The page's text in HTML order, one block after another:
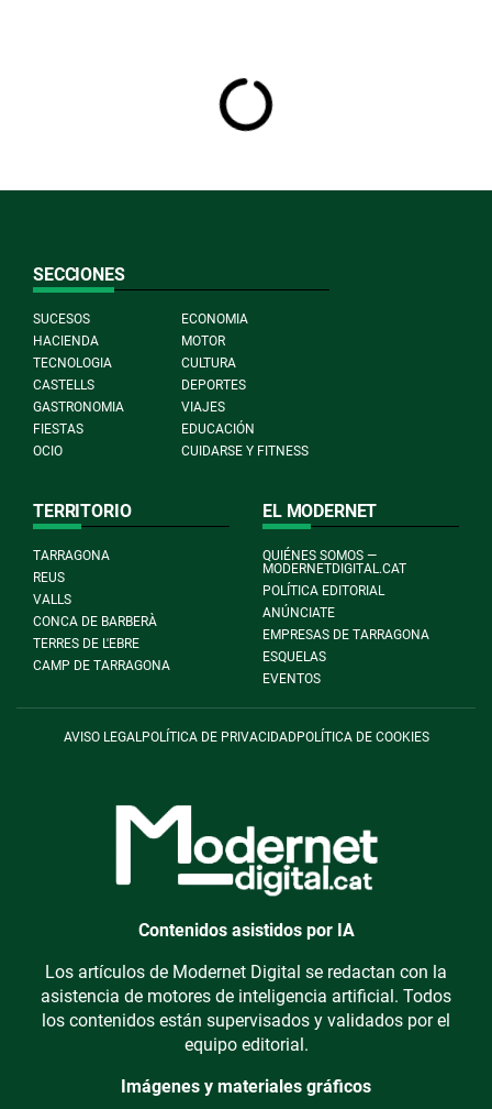
SECCIONES
SUCESOS
ECONOMIA
HACIENDA
MOTOR
TECNOLOGIA
CULTURA
CASTELLS
DEPORTES
GASTRONOMIA
VIAJES
FIESTAS
EDUCACIÓN
OCIO
CUIDARSE Y FITNESS
TERRITORIO
TARRAGONA
REUS
VALLS
CONCA DE BARBERÀ
TERRES DE L'EBRE
CAMP DE TARRAGONA
EL MODERNET
QUIÉNES SOMOS —
MODERNETDIGITAL.CAT
POLÍTICA EDITORIAL
ANÚNCIATE
EMPRESAS DE TARRAGONA
ESQUELAS
EVENTOS
AVISO LEGALPOLÍTICA DE PRIVACIDADPOLÍTICA DE COOKIES
Contenidos asistidos por IA
Los artículos de Modernet Digital se redactan con la
asistencia de motores de inteligencia artificial. Todos
los contenidos están supervisados y validados por el
equipo editorial.
Imágenes y materiales gráficos